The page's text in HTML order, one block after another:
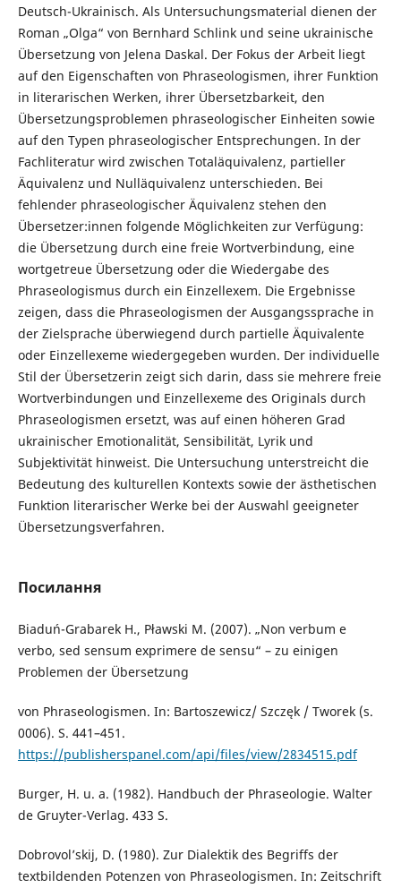
Deutsch-Ukrainisch. Als Untersuchungsmaterial dienen der
Roman „Olga“ von Bernhard Schlink und seine ukrainische
Übersetzung von Jelena Daskal. Der Fokus der Arbeit liegt
auf den Eigenschaften von Phraseologismen, ihrer Funktion
in literarischen Werken, ihrer Übersetzbarkeit, den
Übersetzungsproblemen phraseologischer Einheiten sowie
auf den Typen phraseologischer Entsprechungen. In der
Fachliteratur wird zwischen Totaläquivalenz, partieller
Äquivalenz und Nulläquivalenz unterschieden. Bei
fehlender phraseologischer Äquivalenz stehen den
Übersetzer:innen folgende Möglichkeiten zur Verfügung:
die Übersetzung durch eine freie Wortverbindung, eine
wortgetreue Übersetzung oder die Wiedergabe des
Phraseologismus durch ein Einzellexem. Die Ergebnisse
zeigen, dass die Phraseologismen der Ausgangssprache in
der Zielsprache überwiegend durch partielle Äquivalente
oder Einzellexeme wiedergegeben wurden. Der individuelle
Stil der Übersetzerin zeigt sich darin, dass sie mehrere freie
Wortverbindungen und Einzellexeme des Originals durch
Phraseologismen ersetzt, was auf einen höheren Grad
ukrainischer Emotionalität, Sensibilität, Lyrik und
Subjektivität hinweist. Die Untersuchung unterstreicht die
Bedeutung des kulturellen Kontexts sowie der ästhetischen
Funktion literarischer Werke bei der Auswahl geeigneter
Übersetzungsverfahren.
Посилання
Biaduń-Grabarek H., Pławski M. (2007). „Non verbum e
verbo, sed sensum exprimere de sensu“ – zu einigen
Problemen der Übersetzung
von Phraseologismen. In: Bartoszewicz/ Szczęk / Tworek (s.
0006). S. 441–451.
https://publisherspanel.com/api/files/view/2834515.pdf
Burger, H. u. a. (1982). Handbuch der Phraseologie. Walter
de Gruyter-Verlag. 433 S.
Dobrovol’skij, D. (1980). Zur Dialektik des Begriffs der
textbildenden Potenzen von Phraseologismen. In: Zeitschrift